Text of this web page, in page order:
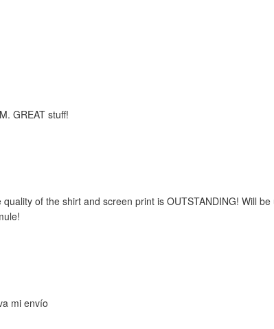
GREAT stuff!
of the shirt and screen print is OUTSTANDING! Will
mi envío